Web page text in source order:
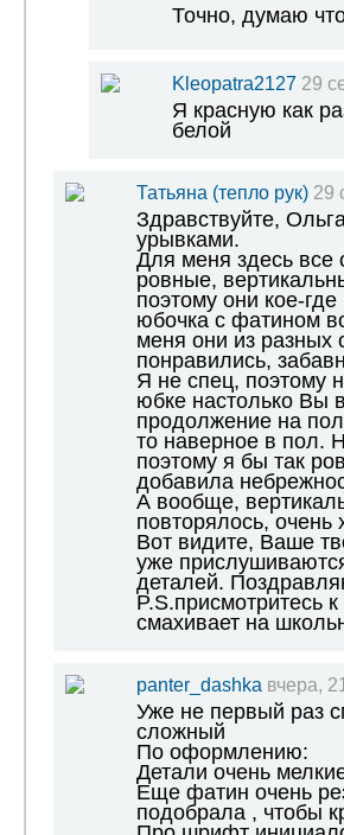
Точно, думаю
Kleopatra2127 29
Я красную как
белой
Татьяна (тепло рук) 29
Здравствуйте,
урывками.
Для меня здесь все
ровные,
поэтому они кое-
юбочка с фатином
меня они из разных
понравились,
Я не спец, поэтому
юбке настолько Вы
продолжение на
то наверное в пол.
поэтому я бы так
добавила
А вообще,
повторялось,
Вот видите, Ваше
уже
деталей.
P.S.присмотритесь
смахивает на
panter_dashka вчера,
Уже не первый раз
сложный
По оформлению:
Детали очень
Еще фатин очень
подобрала , чтобы